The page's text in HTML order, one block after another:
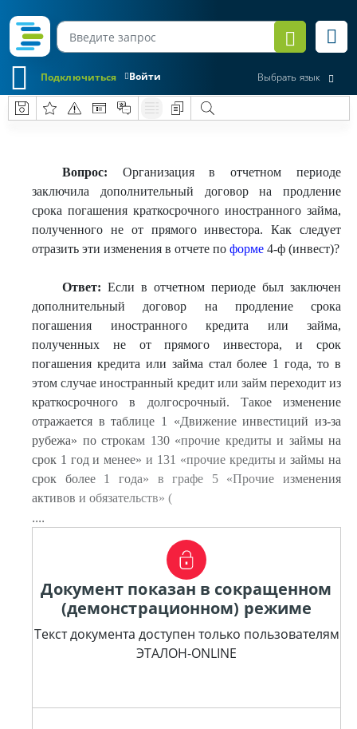
Войти
Подключиться Выбрать язык
Вопрос: Организация в отчетном периоде
заключила дополнительный договор на продление
срока погашения краткосрочного иностранного займа,
полученного не от прямого инвестора. Как следует
отразить эти изменения в отчете по форме 4-ф (инвест)?
Ответ: Если в отчетном периоде был заключен
дополнительный договор на продление срока
погашения иностранного кредита или займа,
полученных не от прямого инвестора, и срок
погашения кредита или займа стал более 1 года, то в
этом случае иностранный кредит или займ переходит из
краткосрочного в долгосрочный. Такое изменение
отражается в таблице 1 «Движение инвестиций из-за
рубежа» по строкам 130 «прочие кредиты и займы на
срок 1 год и менее» и 131 «прочие кредиты и займы на
срок более 1 года» в графе 5 «Прочие изменения
активов и обязательств» (
....
Документ показан в сокращенном
(демонстрационном) режиме
Текст документа доступен только пользователям
ЭТАЛОН-ONLINE